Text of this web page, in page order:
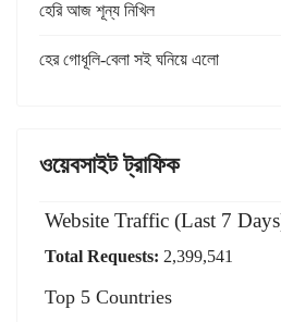
হেরি আজ শূন্য নিখিল
হের গোধূলি-বেলা সই ঘনিয়ে এলো
ওয়েবসাইট ট্রাফিক
Website Traffic (Last 7
Total Requests: 2,399,541
Top 5 Countries